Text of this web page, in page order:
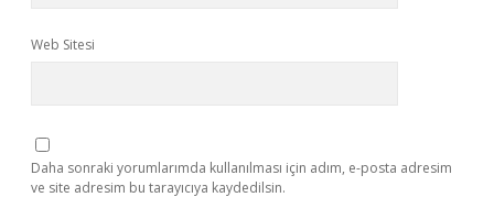
Web Sitesi
Daha sonraki yorumlarımda kullanılması için adım, e-posta adresim
ve site adresim bu tarayıcıya kaydedilsin.